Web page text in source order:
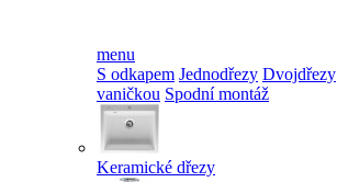
menu
S odkapem Jednodřezy Dvojdřezy
vaničkou Spodní montáž
Keramické dřezy